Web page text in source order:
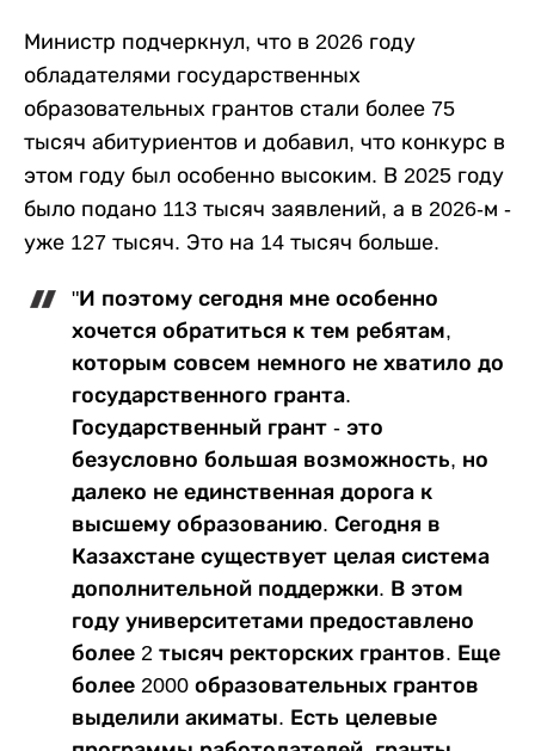
Министр подчеркнул, что в 2026 году
обладателями государственных
образовательных грантов стали более 75
тысяч абитуриентов и добавил, что конкурс в
этом году был особенно высоким. В 2025 году
было подано 113 тысяч заявлений, а в 2026-м -
уже 127 тысяч. Это на 14 тысяч больше.
"И поэтому сегодня мне особенно
хочется обратиться к тем ребятам,
которым совсем немного не хватило до
государственного гранта.
Государственный грант - это
безусловно большая возможность, но
далеко не единственная дорога к
высшему образованию. Сегодня в
Казахстане существует целая система
дополнительной поддержки. В этом
году университетами предоставлено
более 2 тысяч ректорских грантов. Еще
более 2000 образовательных грантов
выделили акиматы. Есть целевые